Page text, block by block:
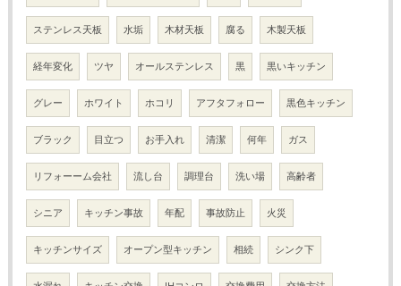
ステンレス天板 水垢 木材天板 腐る 木製天板
経年変化 ツヤ オールステンレス 黒 黒いキッチン
グレー ホワイト ホコリ アフタフォロー 黒色キッチン
ブラック 目立つ お手入れ 清潔 何年 ガス
リフォーーム会社 流し台 調理台 洗い場 高齢者
シニア キッチン事故 年配 事故防止 火災
キッチンサイズ オープン型キッチン 相続 シンク下